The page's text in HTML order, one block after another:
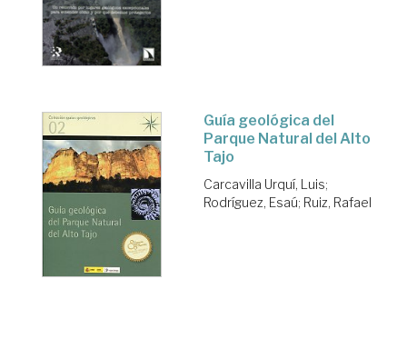
Guía geológica del
Parque Natural del Alto
Tajo
Carcavilla Urquí, Luis;
Rodríguez, Esaú; Ruiz, Rafael